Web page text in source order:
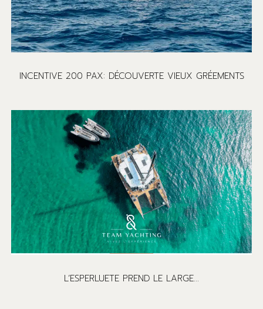
INCENTIVE 200 PAX: DÉCOUVERTE VIEUX GRÉEMENTS
L’ESPERLUETE PREND LE LARGE…